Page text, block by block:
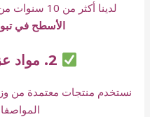
لدينا أكثر من 10 سنوات من الخبرة في
الأسطح في
نستخدم منتجات معتمدة من